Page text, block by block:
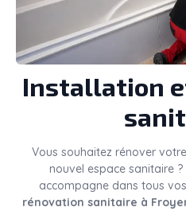
Installation
Vous souhaitez rénover
nouvel espace sanitaire ?
accompagne dans tous
rénovation sanitaire à